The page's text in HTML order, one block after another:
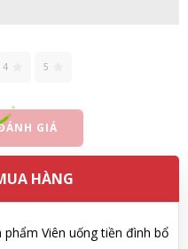
4 5
GIÁ
HÀNG
thiếc 800g)
Viên uống tiền đình bổ